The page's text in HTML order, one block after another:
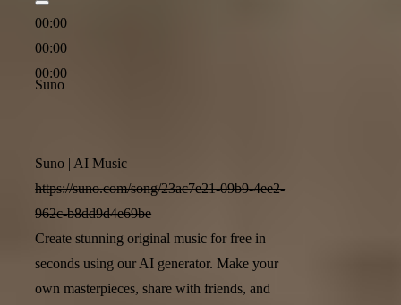
00:00
00:00
00:00
Suno
Suno | AI Music
https://suno.com/song/23ac7e21-09b9-4ee2-
962c-b8dd9d4e69be
Create stunning original music for free in
seconds using our AI generator. Make your
own masterpieces, share with friends, and